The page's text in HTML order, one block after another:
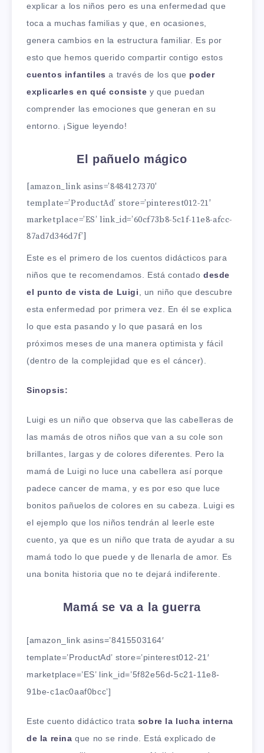
explicar a los niños pero es una enfermedad que
toca a muchas familias y que, en ocasiones,
genera cambios en la estructura familiar. Es por
esto que hemos querido compartir contigo estos
cuentos infantiles a través de los que poder
explicarles en qué consiste y que puedan
comprender las emociones que generan en su
entorno. ¡Sigue leyendo!
El pañuelo mágico
[amazon_link asins=’8484127370′
template=’ProductAd’ store=’pinterest012-21′
marketplace=’ES’ link_id=’60cf73b8-5c1f-11e8-afcc-
87ad7d346d7f’]
Este es el primero de los cuentos didácticos para
niños que te recomendamos. Está contadodesde
el punto de vista de Luigi, un niño que descubre
esta enfermedad por primera vez. En él se explica
lo que esta pasando y lo que pasará en los
próximos meses de una manera optimista y fácil
(dentro de la complejidad que es el cáncer).
Sinopsis:
Luigi es un niño que observa que las cabelleras de
las mamás de otros niños que van a su cole son
brillantes, largas y de colores diferentes. Pero la
mamá de Luigi no luce una cabellera así porque
padece cancer de mama, y es por eso que luce
bonitos pañuelos de colores en su cabeza. Luigi es
el ejemplo que los niños tendrán al leerle este
cuento, ya que es un niño que trata de ayudar a su
mamá todo lo que puede y de llenarla de amor. Es
una bonita historia que no te dejará indiferente.
Mamá se va a la guerra
[amazon_link asins=’8415503164′
template=’ProductAd’ store=’pinterest012-21′
marketplace=’ES’ link_id=’5f82e56d-5c21-11e8-
91be-c1ac0aaf0bcc’]
Este cuento didáctico trata sobre la lucha interna
de la reina que no se rinde. Está explicado de